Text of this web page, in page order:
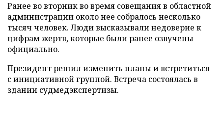
Ранее во вторник во время совещания в областной
администрации около нее собралось несколько
тысяч человек. Люди высказывали недоверие к
цифрам жертв, которые были ранее озвучены
официально.
Президент решил изменить планы и встретиться
с инициативной группой. Встреча состоялась в
здании судмедэкспертизы.